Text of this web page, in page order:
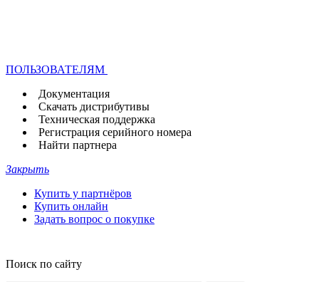
ПОЛЬЗОВАТЕЛЯМ
Документация
Скачать дистрибутивы
Техническая поддержка
Регистрация серийного номера
Найти партнера
Закрыть
Купить у партнёров
Купить онлайн
Задать вопрос о покупке
Поиск по сайту